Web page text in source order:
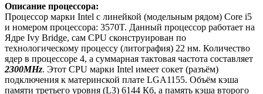
Описание процессора:
Процессор марки Intel с линейкой (модельным рядом) Core i5
и номером процессора: 3570T. Данный процессор работает на
Ядре Ivy Bridge, сам CPU сконструирован по
технологическому процессу (литография) 22 нм. Количество
ядер в процессоре 4, а суммарная тактовая частота составляет
2300MHz. Этот CPU марки Intel имеет сокет (разъём)
подключения к материнской плате LGA1155. Объём кэша
памяти третьего уровня (L3) 6144 Кб, а память кэша второго